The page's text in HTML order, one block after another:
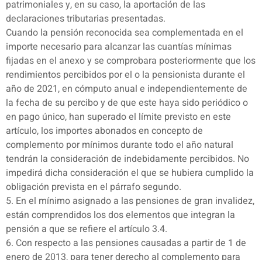
patrimoniales y, en su caso, la aportación de las
declaraciones tributarias presentadas.
Cuando la pensión reconocida sea complementada en el
importe necesario para alcanzar las cuantías mínimas
fijadas en el anexo y se comprobara posteriormente que los
rendimientos percibidos por el o la pensionista durante el
año de 2021, en cómputo anual e independientemente de
la fecha de su percibo y de que este haya sido periódico o
en pago único, han superado el límite previsto en este
artículo, los importes abonados en concepto de
complemento por mínimos durante todo el año natural
tendrán la consideración de indebidamente percibidos. No
impedirá dicha consideración el que se hubiera cumplido la
obligación prevista en el párrafo segundo.
5. En el mínimo asignado a las pensiones de gran invalidez,
están comprendidos los dos elementos que integran la
pensión a que se refiere el artículo 3.4.
6. Con respecto a las pensiones causadas a partir de 1 de